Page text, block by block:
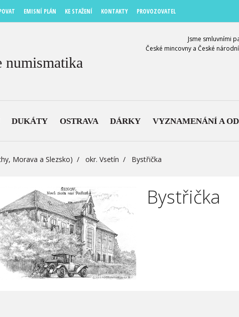
EMISNÍ PLÁN KE STAŽENÍ KONTAKTY PROVOZOVATEL
Jsme smluvními
České mincovny a České
DUKÁTY OSTRAVA DÁRKY VYZNAMENÁNÍ A
Morava a Slezsko) okr. Vsetín Bystřička
Bystřička